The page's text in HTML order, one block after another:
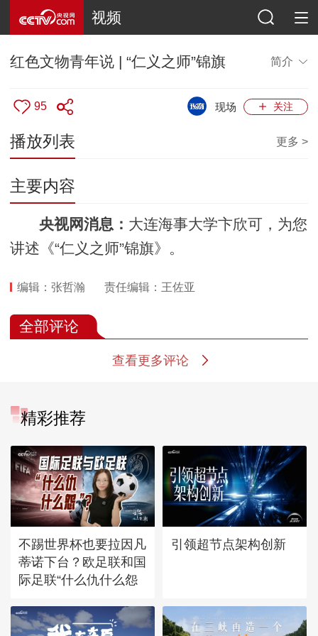
视频
红色文物青年说 | “仁义之师”锦旗 简介
95 关注
现场
播放列表 更多 >
主要内容
央视网消息： 大连海事大学卞欣可，为您
讲述《“仁义之师”锦旗》。
编辑：张哲瀚 责任编辑：王佐亚
全部评论
查看更多评论
精彩推荐
不踢世界杯也要拉因凡
蒂诺下台？欧足联和国
际足联“什么仇什么怨
引领超节点架构创新